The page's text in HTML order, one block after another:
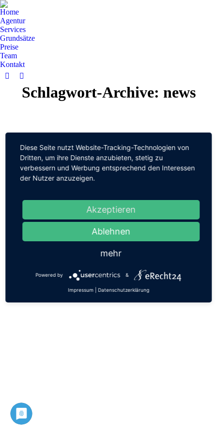
Home
Agentur
Services
Grundsätze
Preise
Team
Kontakt
Facebook
window
YouTube
page
window
Schlagwort-Archive: news
Mediaservice
Datenschutzerklärung
ImpressumKontakt
Diese Seite nutzt Website-Tracking-Technologien von
Dritten, um ihre Dienste anzubieten, stetig zu
verbessern und Werbung entsprechend den Interessen
der Nutzer anzuzeigen.
Akzeptieren
Ablehnen
mehr
Powered by &
Impressum Datenschutzerklärung